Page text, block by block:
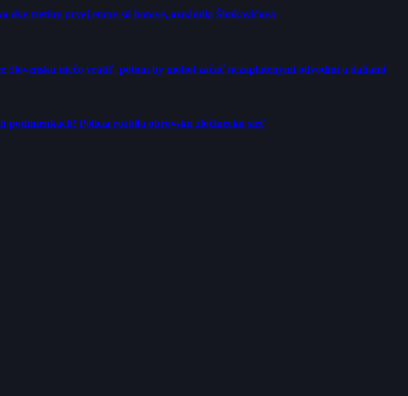
dve tretiny prvej etapy sú hotové, oznámila Šimkovičová
niečo vrátiť, potom by mohol začať nezaplatenými odvodmi a daňami
podmienkach! Polícia rozbila obrovskú zločineckú sieť